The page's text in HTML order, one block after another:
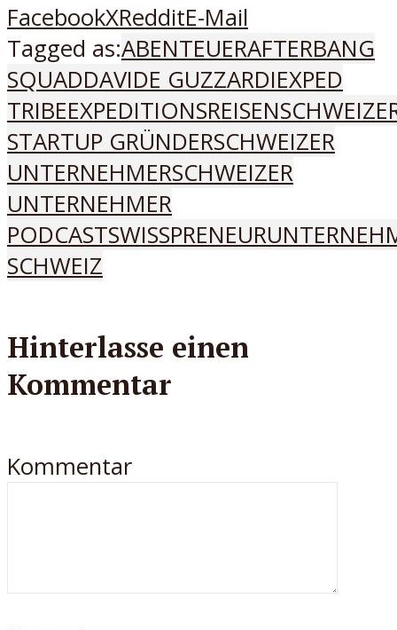
FacebookXRedditE-Mail
Tagged as:ABENTEUERAFTERBANG
SQUADDAVIDE GUZZARDIEXPED
TRIBEEXPEDITIONSREISEN
STARTUP GRÜNDERSCHWEIZER
UNTERNEHMERSCHWEIZER
UNTERNEHMER
PODCASTSWISSPRENEUR
SCHWEIZ
Hinterlasse einen
Kommentar
Kommentar